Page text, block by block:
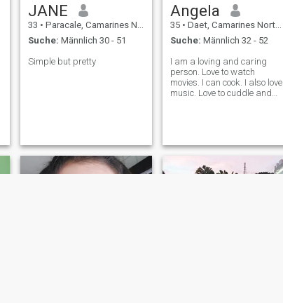
JANE
33 • Paracale, Camarines Norte, Philippinen
Suche: Männlich 30 - 51
Simple but pretty
Angela
35 • Daet, Camarines Norte, Philippinen
Suche: Männlich 32 - 52
I am a loving and caring
person. Love to watch
movies. I can cook. I also love
music. Love to cuddle and